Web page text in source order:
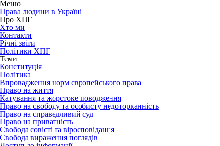
Меню
Права людини в Україні
Про ХПГ
Хто ми
Контакти
Річні звіти
Політики ХПГ
Теми
Конституція
Політика
Впровадження норм європейського права
Право на життя
Катування та жорстоке поводження
Право на свободу та особисту недоторканність
Право на справедливий суд
Право на приватність
Свобода совісті та віросповідання
Свобода вираження поглядів